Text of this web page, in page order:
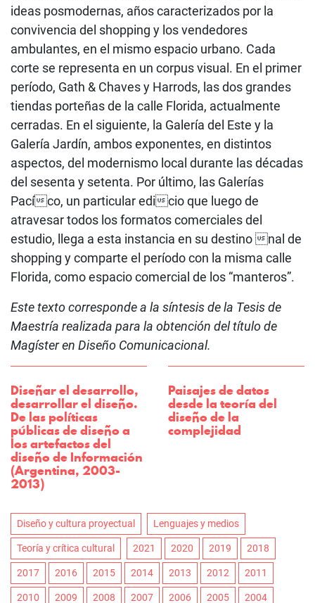
ideas posmodernas, años caracterizados por la
convivencia del shopping y los vendedores
ambulantes, en el mismo espacio urbano. Cada
corte se representa en un corpus visual. En el primer
período, Gath & Chaves y Harrods, las dos grandes
tiendas porteñas de la calle Florida, actualmente
cerradas. En el siguiente, la Galería del Este y la
Galería Jardín, ambos exponentes, en distintos
aspectos, del modernismo local durante las décadas
del sesenta y setenta. Por último, las Galerías
Pacíco, un particular edicio que luego de
atravesar todos los formatos comerciales del
estudio, llega a esta instancia en su destino nal de
shopping y comparte el período con la misma calle
Florida, como espacio comercial de los “manteros”.
Este texto corresponde a la síntesis de la Tesis de
Maestría realizada para la obtención del título de
Magíster en Diseño Comunicacional.
Diseñar el desarrollo,
desarrollar el diseño.
De las políticas
públicas de diseño a
los artefactos del
diseño de Información
(Argentina, 2003-
2013)
Paisajes de datos
desde la teoría del
diseño de la
complejidad
Diseño y cultura proyectual Lenguajes y medios
Teoría y crítica cultural 2021 2020 2019 2018
2017 2016 2015 2014 2013 2012 2011
2010 2009 2008 2007 2006 2005 2004